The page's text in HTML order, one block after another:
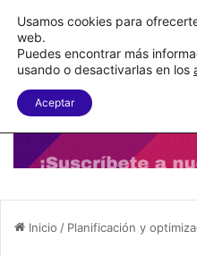
Menu
Inicio / Planificación y
Usamos cookies para
web.
Puedes encontrar más
usando o desactivarlas en los
Aceptar